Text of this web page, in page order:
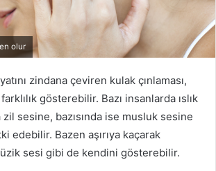
olur
zindana çeviren kulak çınlaması,
gösterebilir. Bazı insanlarda ıslık
zil sesine, bazısında ise musluk sesine
edebilir. Bazen aşırıya kaçarak
sesi gibi de kendini gösterebilir.